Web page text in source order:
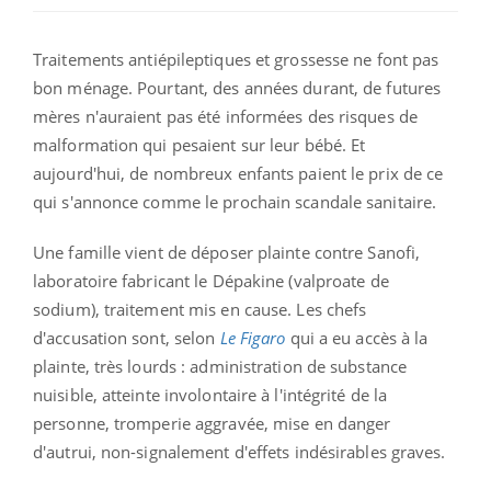
Traitements antiépileptiques et grossesse ne font pas
bon ménage. Pourtant, des années durant, de futures
mères n'auraient pas été informées des risques de
malformation qui pesaient sur leur bébé. Et
aujourd'hui, de nombreux enfants paient le prix de ce
qui s'annonce comme le prochain scandale sanitaire.
Une famille vient de déposer plainte contre Sanofi,
laboratoire fabricant le Dépakine (valproate de
sodium), traitement mis en cause. Les chefs
d'accusation sont, selon Le Figaro qui a eu accès à la
plainte, très lourds : administration de substance
nuisible, atteinte involontaire à l'intégrité de la
personne, tromperie aggravée, mise en danger
d'autrui, non-signalement d'effets indésirables graves.